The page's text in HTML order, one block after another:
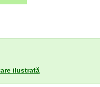
ilustrată